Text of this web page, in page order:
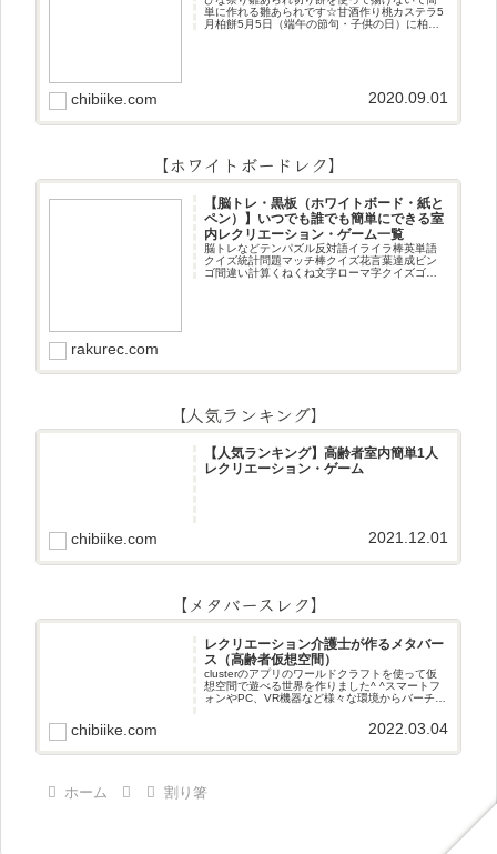
単に作れる雛あられです☆甘酒作り桃カステラ5
月柏餅5月5日（端午の節句・子供の日）に柏餅
chibiike.com 2020.09.01
【ホワイトボードレク】
【脳トレ・黒板（ホワイトボード・紙と
ペン）】いつでも誰でも簡単にできる室
内レクリエーション・ゲーム一覧
脳トレなどテンパズル反対語イライラ棒英単語
クイズ統計問題マッチ棒クイズ花言葉達成ビン
ゴ間違い計算くねくね文字ローマ字クイズゴロ
rakurec.com
【人気ランキング】
【人気ランキング】高齢者室内簡単1人
レクリエーション・ゲーム
chibiike.com 2021.12.01
【メタバースレク】
レクリエーション介護士が作るメタバー
ス（高齢者仮想空間）
clusterのアプリのワールドクラフトを使って仮
想空間で遊べる世界を作りました^ ^スマートフ
ォンやPC、VR機器など様々な環境からバーチャ
chibiike.com 2022.03.04
ホーム 割り箸